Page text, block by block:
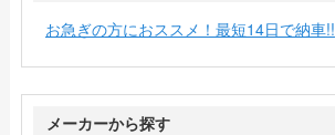
お急ぎの方におススメ！最短14日で納車!!
メーカーから探す